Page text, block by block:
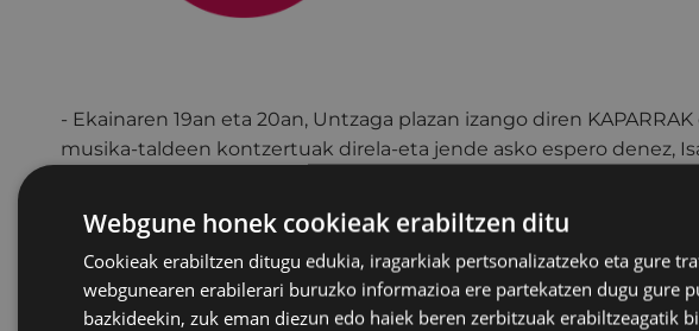
- Ekainaren 19an eta 20an, Untzaga plazan izango diren KAPARRAK
musika-taldeen kontzertuak direla-eta jende asko espero denez,
beragatik erdialdea oinezkoentzat izango da ekainaren 19ko
00:00etara.
Bestalde, San Juan jaiak direla-eta, erdigunea oinezkoentzat
(asteartea) 11:00etatik ekainaren 25eko (osteguna) 00:00etara.
Webgune honek cookieak erabiltzen ditu
Cookieak erabiltzen ditugu edukia, iragarkiak pertsonalizatzeko eta gure
webgunearen erabilerari buruzko informazioa ere partekatzen dugu gure
bazkideekin, zuk eman diezun edo haiek beren zerbitzuak erabiltzeagatik